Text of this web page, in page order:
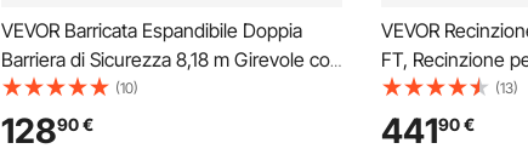
VEVOR Barricata Espandibile Doppia
Barriera di Sicurezza 8,18 m Girevole con
Ruote Bloccabili Controllo della Folla,
Cancello Espandibile Barricato
Recinzione di Sicurezza per Giardino
(10)
12890€
VEVOR
FT, Recinzione
per Bambini
Piscina di Facile
Recinzione per
(13)
44190€